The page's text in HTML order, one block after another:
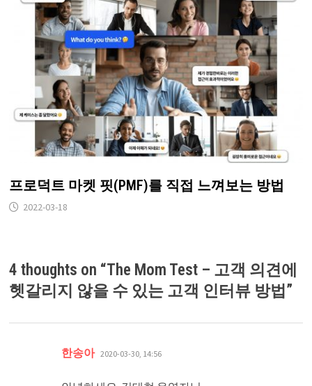
프로덕트 마켓 핏(PMF)를 직접 느껴보는 방법
2022-03-18
4 thoughts on “The Mom Test – 고객 의견에
헷갈리지 않을 수 있는 고객 인터뷰 방법”
한송아 댓
글:
2020-03-30, 14:56